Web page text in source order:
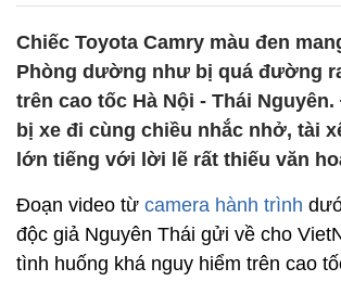
Chiếc Toyota Camry màu đen
Phòng dường như bị quá đường
trên cao tốc Hà Nội - Thái
bị xe đi cùng chiều nhắc nhở, tài
lớn tiếng với lời lẽ rất thiếu văn
Đoạn video từ camera hành trình
độc giả Nguyên Thái gửi về cho
tình huống khá nguy hiểm trên cao